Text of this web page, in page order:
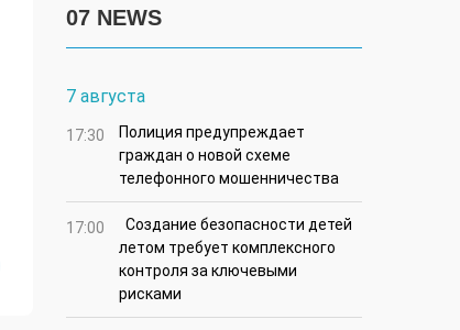
07 NEWS
7 августа
17:30
Полиция предупреждает
граждан о новой схеме
телефонного мошенничества
17:00
Создание безопасности детей
летом требует комплексного
контроля за ключевыми
рисками